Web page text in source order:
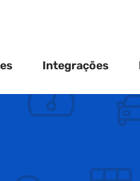
Integrações